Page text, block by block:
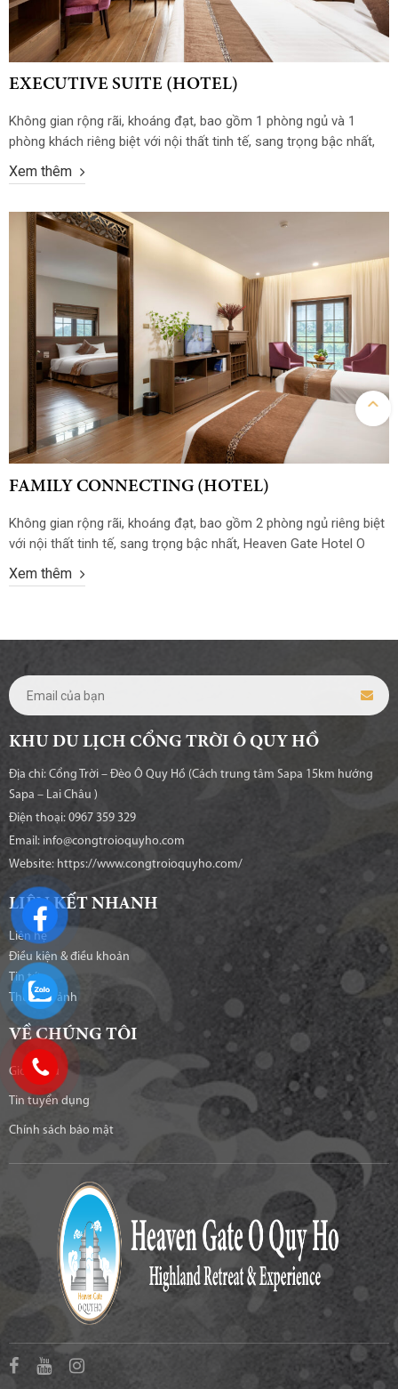
EXECUTIVE SUITE (HOTEL)
Không gian rộng rãi, khoáng đạt, bao gồm 1 phòng ngủ và 1
phòng khách riêng biệt với nội thất tinh tế, sang trọng bậc nhất,
Heaven Gate Hotel O Quy Ho tự hào mang đến cho bạn những
trải nghiệm cách biệt với hạng Phòng Executive Suite
Xem thêm
FAMILY CONNECTING (HOTEL)
Không gian rộng rãi, khoáng đạt, bao gồm 2 phòng ngủ riêng biệt
với nội thất tinh tế, sang trọng bậc nhất, Heaven Gate Hotel O
Quy Ho tự hào mang đến cho bạn những trải nghiệm cách biệt
với hạng Phòng FAMILY CONNECTING
Xem thêm
KHU DU LỊCH CỔNG TRỜI Ô QUY HỒ
Địa chỉ: Cổng Trời – Đèo Ô Quy Hồ (Cách trung tâm Sapa 15km hướng
Sapa – Lai Châu )
Điện thoại: 0967 359 329
Email: info@congtroioquyho.com
Website: https://www.congtroioquyho.com/
LIÊN KẾT NHANH
Liên hệ
Điều kiện & điều khoản
Tin tức
Thư viện ảnh
VỀ CHÚNG TÔI
Giới thiệu
Tin tuyển dụng
Chính sách bảo mật